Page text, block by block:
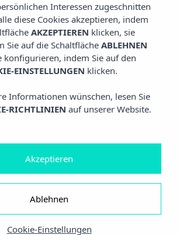
Interessen zugeschnitten
diese Cookies akzeptieren, indem
AKZEPTIEREN klicken, sie
Sie auf die Schaltfläche ABLEHNEN
konfigurieren, indem Sie auf den
EINSTELLUNGEN klicken.
Informationen wünschen, lesen Sie
RICHTLINIEN auf unserer Website.
Cookie-Einstellungen
Ablehnen
Akzeptieren